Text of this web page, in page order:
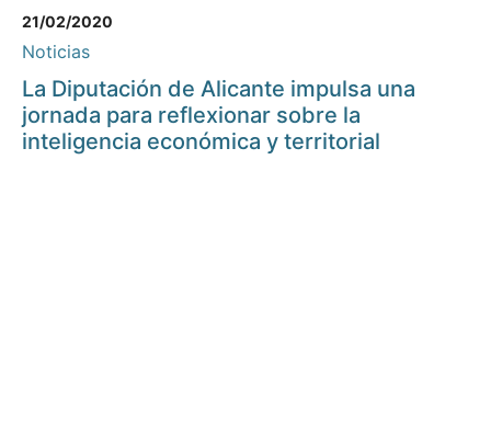
21/02/2020
Noticias
La Diputación de Alicante impulsa una
jornada para reflexionar sobre la
inteligencia económica y territorial